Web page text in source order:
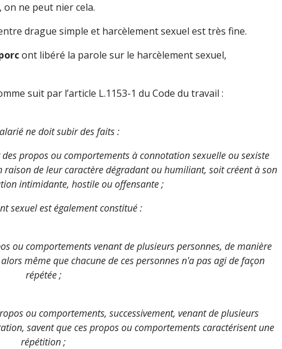
ne peut nier cela.
drague simple et harcèlement sexuel est très fine.
ont libéré la parole sur le harcèlement sexuel,
suit par l’article L.1153-1 du Code du travail :
ne doit subir des faits :
propos ou comportements à connotation sexuelle ou sexiste
de leur caractère dégradant ou humiliant, soit créent à son
intimidante, hostile ou offensante ;
sexuel est également constitué :
ou comportements venant de plusieurs personnes, de manière
même que chacune de ces personnes n'a pas agi de façon
répétée ;
ou comportements, successivement, venant de plusieurs
savent que ces propos ou comportements caractérisent une
répétition ;